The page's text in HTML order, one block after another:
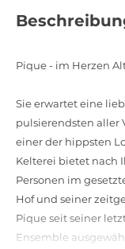
Pique - im Herzen
Sie erwartet eine
pulsierendsten aller
einer der hippsten
Kelterei bietet nach
Personen im
Hof und seiner
Pique seit seiner
Ensemble